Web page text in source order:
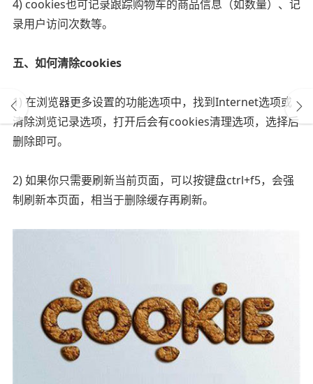
4) cookies也可记录跟踪购物车的商品信息（如数量）、记
录用户访问次数等。
五、如何清除cookies
1) 在浏览器更多设置的功能选项中，找到Internet选项或
清除浏览记录选项，打开后会有cookies清理选项，选择后
删除即可。
2) 如果你只需要刷新当前页面，可以按键盘ctrl+f5，会强
制刷新本页面，相当于删除缓存再刷新。